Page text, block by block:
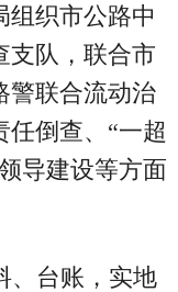
组织市公路中
支队，联合市
警联合流动治
倒查、“一超
导建设等方面
、台账，实地